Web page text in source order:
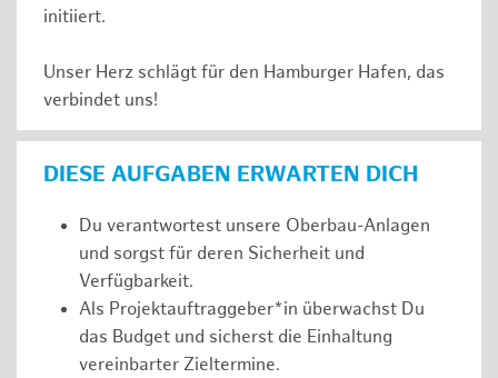
initiiert.
Unser Herz schlägt für den Hamburger Hafen, das
verbindet uns!
DIESE AUFGABEN ERWARTEN DICH
Du verantwortest unsere Oberbau-Anlagen
und sorgst für deren Sicherheit und
Verfügbarkeit.
Als Projektauftraggeber*in überwachst Du
das Budget und sicherst die Einhaltung
vereinbarter Zieltermine.